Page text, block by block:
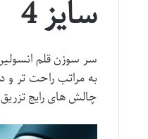
سایز 4
به مراتب راحت تر و
چالش های رایج